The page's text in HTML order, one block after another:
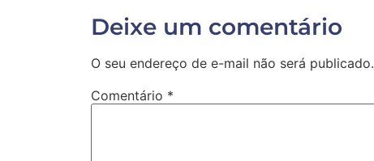
Deixe um comentário
O seu endereço de e-mail não será publicado.
Comentário *